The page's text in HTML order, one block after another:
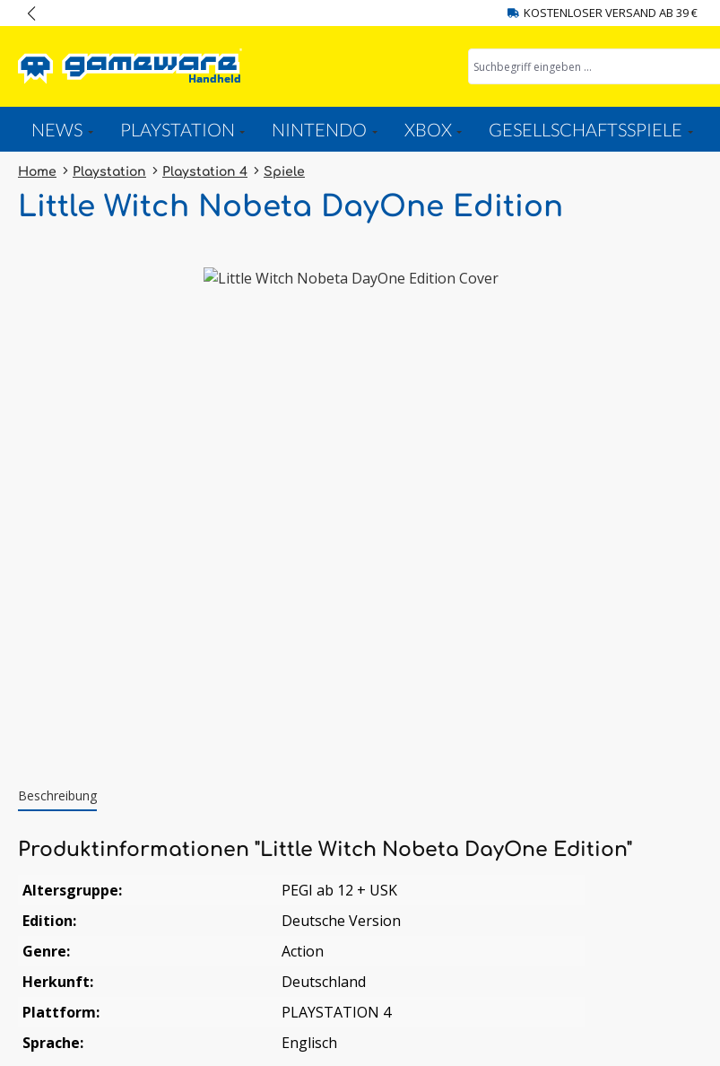
KOSTENLOSER VERSAND AB 39 €
NEWS PLAYSTATION NINTENDO XBOX GESELLSCHAFTSSPIELE
Home Playstation Playstation 4 Spiele
Little Witch Nobeta DayOne Edition
Beschreibung
Produktinformationen "Little Witch Nobeta DayOne Edition"
Altersgruppe:
PEGI ab 12 + USK
Edition:
Deutsche Version
Genre:
Action
Herkunft:
Deutschland
Plattform:
PLAYSTATION 4
Sprache:
Englisch